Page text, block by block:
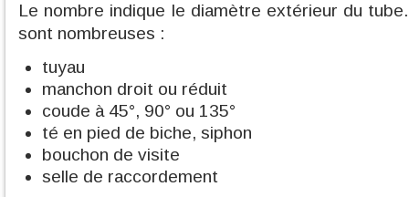
Le nombre indique le diamètre extérieur du
sont nombreuses :
tuyau
manchon droit ou réduit
coude à 45°, 90° ou 135°
té en pied de biche, siphon
bouchon de visite
selle de raccordement